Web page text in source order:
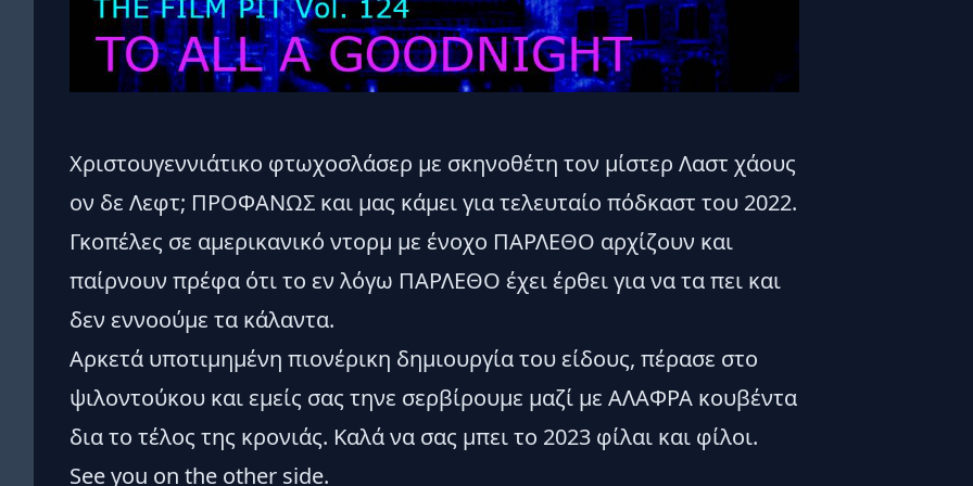
Χριστουγεννιάτικο φτωχοσλάσερ με σκηνοθέτη τον μίστερ Λαστ χάους
ον δε Λεφτ; ΠΡΟΦΑΝΩΣ και μας κάμει για τελευταίο πόδκαστ του 2022.
Γκοπέλες σε αμερικανικό ντορμ με ένοχο ΠΑΡΛΕΘΟ αρχίζουν και
παίρνουν πρέφα ότι το εν λόγω ΠΑΡΛΕΘΟ έχει έρθει για να τα πει και
δεν εννοούμε τα κάλαντα.
Αρκετά υποτιμημένη πιονέρικη δημιουργία του είδους, πέρασε στο
ψιλοντούκου και εμείς σας τηνε σερβίρουμε μαζί με ΑΛΑΦΡΑ κουβέντα
δια το τέλος της κρονιάς. Καλά να σας μπει το 2023 φίλαι και φίλοι.
See you on the other side.